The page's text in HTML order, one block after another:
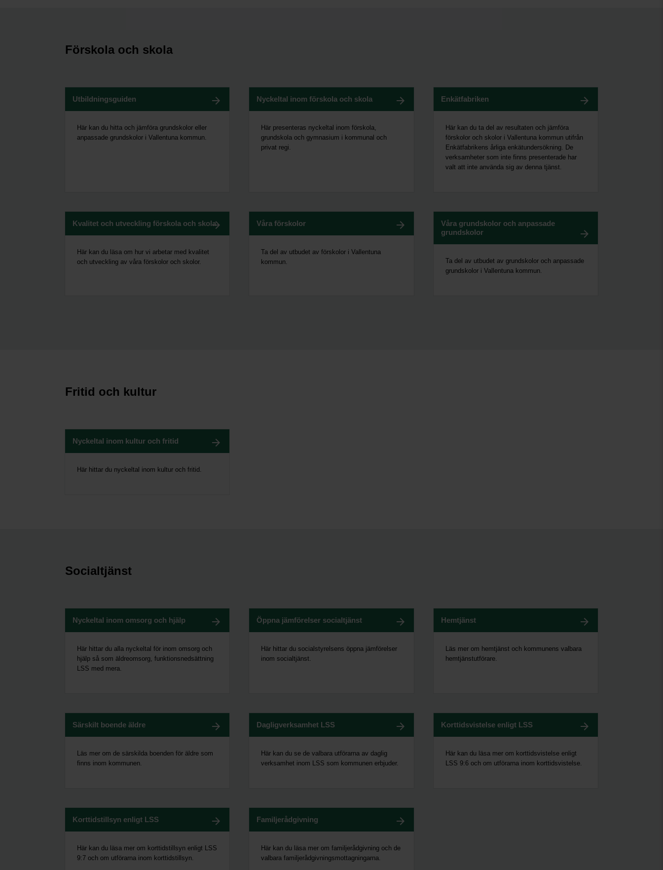
Förskola och skola
Utbildningsguiden
Här kan du hitta och jämföra grundskolor eller
anpassade grundskolor i Vallentuna kommun.
Nyckeltal inom förskola och skola
Här presenteras nyckeltal inom förskola,
grundskola och gymnasium i kommunal och
privat regi.
Enkätfabriken
Här kan du ta del av resultaten och jämföra
förskolor och skolor i Vallentuna kommun utifrån
Enkätfabrikens årliga enkätundersökning. De
verksamheter som inte finns presenterade har
valt att inte använda sig av denna tjänst.
Kvalitet och utveckling förskola och skola
Här kan du läsa om hur vi arbetar med kvalitet
och utveckling av våra förskolor och skolor.
Våra förskolor
Ta del av utbudet av förskolor i Vallentuna
kommun.
Våra grundskolor och anpassade
grundskolor
Ta del av utbudet av grundskolor och anpassade
grundskolor i Vallentuna kommun.
Fritid och kultur
Nyckeltal inom kultur och fritid
Här hittar du nyckeltal inom kultur och fritid.
Socialtjänst
Nyckeltal inom omsorg och hjälp
Här hittar du alla nyckeltal för inom omsorg och
hjälp så som äldreomsorg, funktionsnedsättning
LSS med mera.
Öppna jämförelser socialtjänst
Här hittar du socialstyrelsens öppna jämförelser
inom socialtjänst.
Hemtjänst
Läs mer om hemtjänst och kommunens valbara
hemtjänstutförare.
Särskilt boende äldre
Läs mer om de särskilda boenden för äldre som
finns inom kommunen.
Dagligverksamhet LSS
Här kan du se de valbara utförarna av daglig
verksamhet inom LSS som kommunen erbjuder.
Korttidsvistelse enligt LSS
Här kan du läsa mer om korttidsvistelse enligt
LSS 9:6 och om utförarna inom korttidsvistelse.
Korttidstillsyn enligt LSS
Här kan du läsa mer om korttidstillsyn enligt LSS
9:7 och om utförarna inom korttidstillsyn.
Familjerådgivning
Här kan du läsa mer om familjerådgivning och de
valbara familjerådgivningsmottagningarna.